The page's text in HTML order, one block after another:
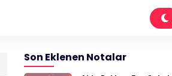
Son Eklenen Notalar